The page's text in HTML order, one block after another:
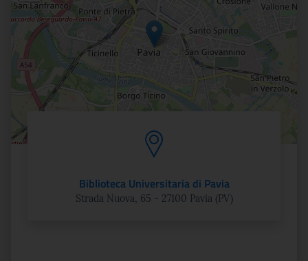
Biblioteca Universitaria di Pavia
Strada Nuova, 65 - 27100 Pavia (PV)